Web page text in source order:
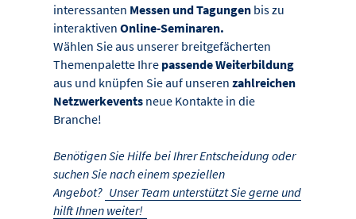
interessanten Messen und Tagungen bis zu
interaktivenOnline-Seminaren.
Wählen Sie aus unserer breitgefächerten
Themenpalette Ihre passende Weiterbildung
aus und knüpfen Sie auf unseren zahlreichen
Netzwerkevents neue Kontakte in die
Branche!
Benötigen Sie Hilfe bei Ihrer Entscheidung oder
suchen Sie nach einem speziellen
Angebot? Unser Team unterstützt Sie gerne und
hilft Ihnen weiter!